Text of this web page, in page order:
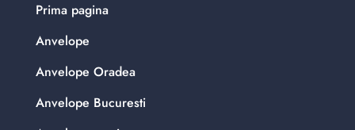
Prima pagina
Anvelope
Anvelope Oradea
Anvelope Bucuresti